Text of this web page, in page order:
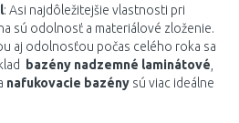
: Asi najdôležitejšie vlastnosti pri
sú odolnosť a materiálové zloženie.
aj odolnosťou počas celého roka sa
bazény nadzemné laminátové
nafukovacie bazény sú viac ideálne